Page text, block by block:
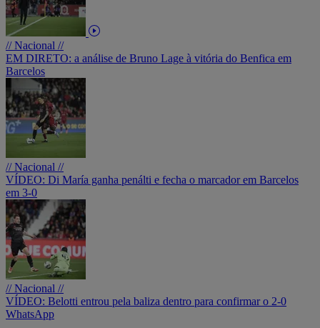
// Nacional //
EM DIRETO: a análise de Bruno Lage à vitória do Benfica em
Barcelos
// Nacional //
VÍDEO: Di María ganha penálti e fecha o marcador em Barcelos
em 3-0
// Nacional //
VÍDEO: Belotti entrou pela baliza dentro para confirmar o 2-0
WhatsApp